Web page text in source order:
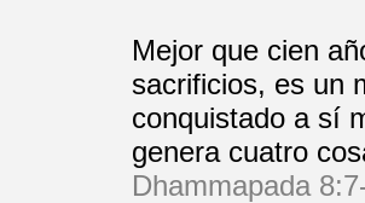
Mejor que cien
sacrificios, es un
conquistado a sí
genera cuatro
Dhammapada